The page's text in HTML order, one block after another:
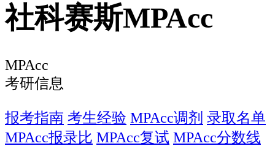
社科赛斯MPAcc
MPAcc
考研信息
报考指南 考生经验 MPAcc调剂 录取名单
MPAcc报录比 MPAcc复试 MPAcc分数线